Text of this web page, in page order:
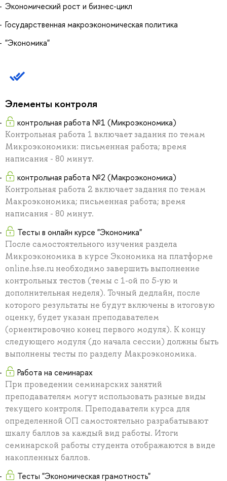
Экономический рост и бизнес-цикл
Государственная макроэкономическая политика
"Экономика"
Элементы контроля
контрольная работа №1 (Микроэкономика)
Контрольная работа 1 включает задания по темам
Микроэкономики: письменная работа; время
написания - 80 минут.
контрольная работа №2 (Макроэкономика)
Контрольная работа 2 включает задания по темам
Макроэкономика; письменная работа; время
написания - 80 минут.
Тесты в онлайн курсе "Экономика"
После самостоятельного изучения раздела
Микроэкономика в курсе Экономика на платформе
online.hse.ru необходимо завершить выполнение
контрольных тестов (темы с 1-ой по 5-ую и
дополнительная неделя). Точный дедлайн, после
которого результаты не будут включены в итоговую
оценку, будет указан преподавателем
(ориентировочно конец первого модуля). К концу
следующего модуля (до начала сессии) должны быть
выполнены тесты по разделу Макроэкономика.
Работа на семинарах
При проведении семинарских занятий
преподавателям могут использовать разные виды
текущего контроля. Преподаватели курса для
определенной ОП самостоятельно разрабатывают
шкалу баллов за каждый вид работы. Итоги
семинарской работы студента отображаются в виде
накопленных баллов.
Тесты "Экономическая грамотность"